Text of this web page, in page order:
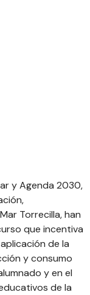
y Agenda 2030,
Torrecilla, han
que incentiva
de la
y consumo
y en el
de la